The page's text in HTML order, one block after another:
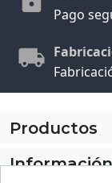
Pago
Productos
Información